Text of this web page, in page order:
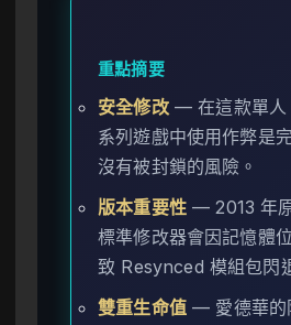
重點摘要
安全修改— 在這款單人
系列遊戲中使用作弊是
沒有被封鎖的風險。
版本重要性— 2013 年
標準修改器會因記憶體
致 Resynced 模組包閃
雙重生命值— 愛德華的